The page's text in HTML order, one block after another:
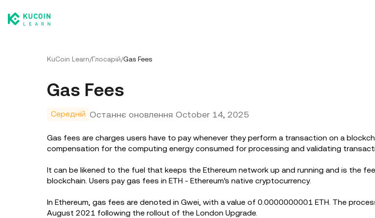
KuCoin Learn/Глосарій/Gas Fees
Gas Fees
Середній Останнє оновлення October 14, 2025
Gas fees are charges users have to pay whenever they perform a transaction on a
compensation for the computing energy consumed for processing and validating
It can be likened to the fuel that keeps the Ethereum network up and running and is the
blockchain. Users pay gas fees in ETH - Ethereum's native cryptocurrency.
In Ethereum, gas fees are denoted in Gwei, with a value of 0.0000000001 ETH. The
August 2021 following the rollout of the London Upgrade.